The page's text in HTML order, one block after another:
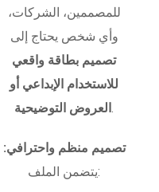
للمصممين، الشركات،
وأي شخص يحتاج إلى
تصميم بطاقة واقعي
للاستخدام الإبداعي أو
العروض التوضيحية .
تصميم منظم واحترافي:
يتضمن الملف: